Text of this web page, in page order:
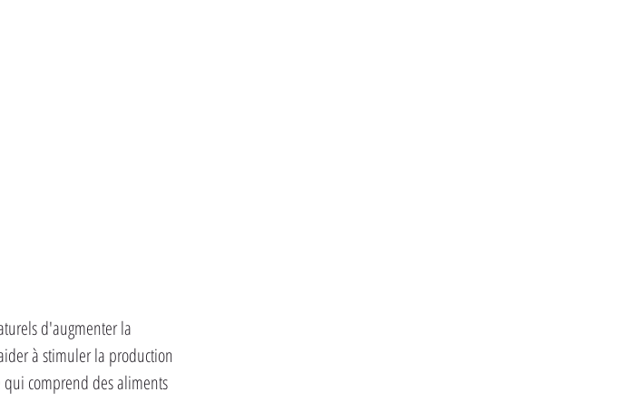
d'augmenter la
à stimuler la production
comprend des aliments